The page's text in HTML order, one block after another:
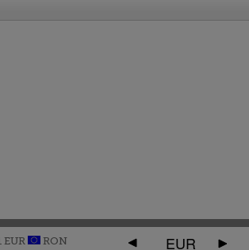
EUR
RON
EUR